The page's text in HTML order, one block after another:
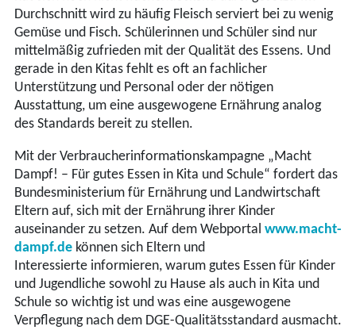
Durchschnitt wird zu häufig Fleisch serviert bei zu wenig
Gemüse und Fisch. Schülerinnen und Schüler sind nur
mittelmäßig zufrieden mit der Qualität des Essens. Und
gerade in den Kitas fehlt es oft an fachlicher
Unterstützung und Personal oder der nötigen
Ausstattung, um eine ausgewogene Ernährung analog
des Standards bereit zu stellen.
Mit der Verbraucherinformationskampagne „Macht
Dampf! – Für gutes Essen in Kita und Schule“ fordert das
Bundesministerium für Ernährung und Landwirtschaft
Eltern auf, sich mit der Ernährung ihrer Kinder
auseinander zu setzen. Auf dem Webportal www.macht-
dampf.de können sich Eltern und
Interessierte informieren, warum gutes Essen für Kinder
und Jugendliche sowohl zu Hause als auch in Kita und
Schule so wichtig ist und was eine ausgewogene
Verpflegung nach dem DGE-Qualitätsstandard ausmacht.